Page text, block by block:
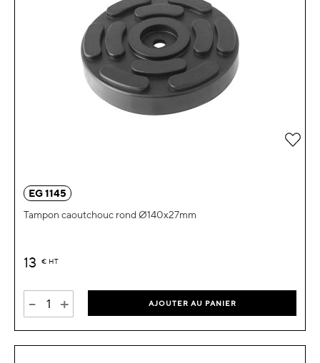
EG 1145
Tampon caoutchouc rond Ø140x27mm
13 € HT
- + AJOUTER AU PANIER